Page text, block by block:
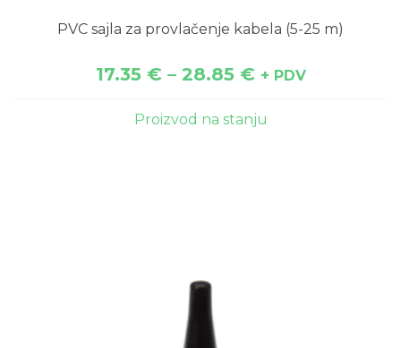
PVC sajla za provlačenje kabela (5-25 m)
17.35 €– 28.85 € + PDV
Proizvod na stanju